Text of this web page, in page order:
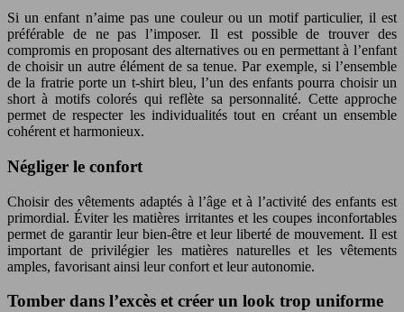
Si un enfant n’aime pas une couleur ou un motif particulier, il est
préférable de ne pas l’imposer. Il est possible de trouver des
compromis en proposant des alternatives ou en permettant à l’enfant
de choisir un autre élément de sa tenue. Par exemple, si l’ensemble
de la fratrie porte un t-shirt bleu, l’un des enfants pourra choisir un
short à motifs colorés qui reflète sa personnalité. Cette approche
permet de respecter les individualités tout en créant un ensemble
cohérent et harmonieux.
Négliger le confort
Choisir des vêtements adaptés à l’âge et à l’activité des enfants est
primordial. Éviter les matières irritantes et les coupes inconfortables
permet de garantir leur bien-être et leur liberté de mouvement. Il est
important de privilégier les matières naturelles et les vêtements
amples, favorisant ainsi leur confort et leur autonomie.
Tomber dans l’excès et créer un look trop uniforme